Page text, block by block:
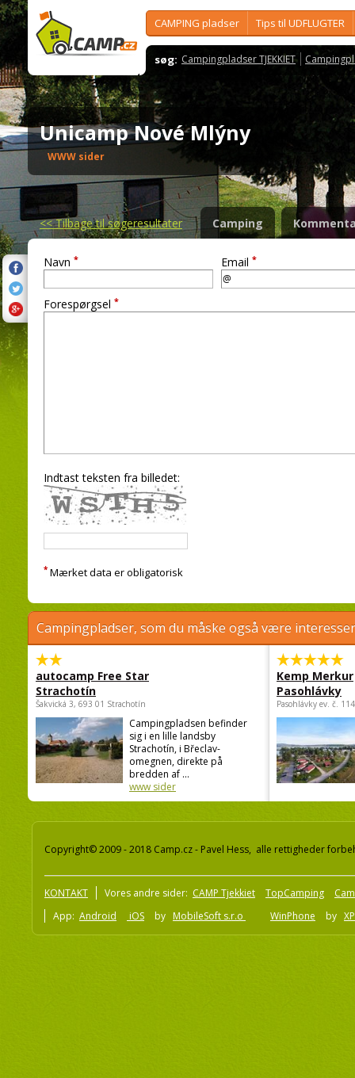
CAMPING pladser Tips til UDFLUGTER
søg: Campingpladser TJEKKIET
Unicamp Nové Mlýny
WWW sider
<<Tilbage til søgeresultater Camping
Navn * Email *
Forespørgsel *
Indtast teksten fra billedet:
* Mærket data er obligatorisk
Campingpladser, som du måske også være
autocamp Free Star
Strachotín
Šakvická 3, 693 01 Strachotín
Campingpladsen befinder
sig i en lille landsby
Strachotín, i Břeclav-
omegnen, direkte på
bredden af ...
www sider
Kemp Merkur
Pasohlávky
Pasohlávky ev. č.
Copyright© 2009 - 2018 Camp.cz - Pavel Hess, alle rettigheder
KONTAKT Vores andre sider: CAMP Tjekkiet TopCamping
App: Android iOS by MobileSoft s.r.o WinPhone by